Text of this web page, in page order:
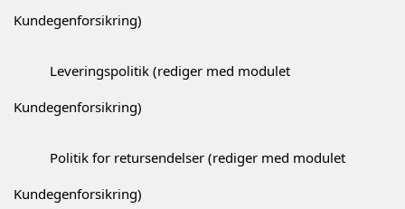
Kundegenforsikring)
Leveringspolitik (rediger med modulet
Kundegenforsikring)
Politik for retursendelser (rediger med modulet
Kundegenforsikring)